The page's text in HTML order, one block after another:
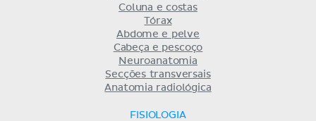
Coluna e costas
Tórax
Abdome e pelve
Cabeça e pescoço
Neuroanatomia
Secções transversais
Anatomia radiológica
FISIOLOGIA